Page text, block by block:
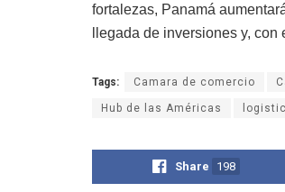
fortalezas, Panamá
llegada de inversiones y,
Tags: Camara de comercio
Hub de las Américas
Share 198